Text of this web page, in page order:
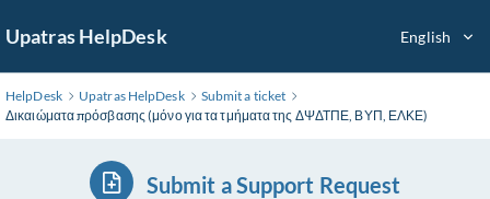
to
Main
Content
Upatras HelpDesk English
HelpDesk Upatras HelpDesk
Submit a ticket
Δικαιώματα πρόσβασης (μόνο για τα τμήματα της ΔΨΔΤΠΕ, ΒΥΠ, ΕΛΚΕ)
Submit a Support Request